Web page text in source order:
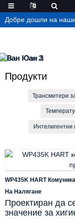
Добре дошли на
Продукти
Трансмитери
Интелигентни
WP435K HART
На Налягане
Проектиран да
значение за